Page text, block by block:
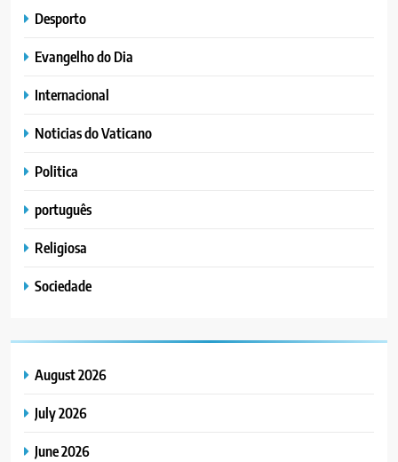
Desporto
Evangelho do Dia
Internacional
Noticias do Vaticano
Politica
português
Religiosa
Sociedade
August 2026
July 2026
June 2026